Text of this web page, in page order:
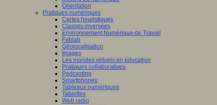
Orientation
Pratiques numériques
Cartes heuristiques
Classes inversées
Environnement Numérique de Travail
Fablab
Géolocalisation
Images
Les mondes virtuels en éducation
Pratiques collaboratives
Podcasting
Smartphones
Tableaux numériques
Tablettes
Web radio